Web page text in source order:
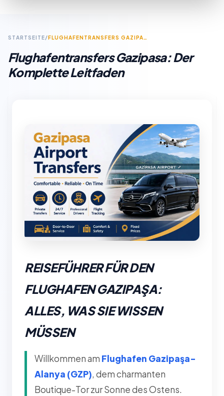
STARTSEITE/ FLUGHAFENTRANSFERS GAZIPASA: DER KOMPLETTE LEITFADEN
Flughafentransfers Gazipasa: Der
Komplette Leitfaden
REISEFÜHRER FÜR DEN
FLUGHAFEN GAZIPAŞA:
ALLES, WAS SIE WISSEN
MÜSSEN
Willkommen am Flughafen Gazipaşa-
Alanya (GZP), dem charmanten
Boutique-Tor zur Sonne des Ostens.